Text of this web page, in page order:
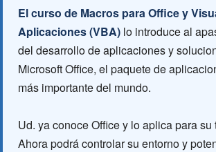
El curso de Macros para Office y
Aplicaciones (VBA) lo introduce al
del desarrollo de aplicaciones y
Microsoft Office, el paquete de
más importante del mundo.
Ud. ya conoce Office y lo aplica para su
Ahora podrá controlar su entorno y